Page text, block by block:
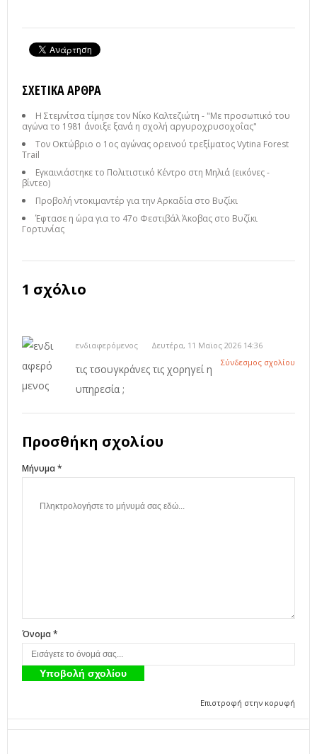
ΣΧΕΤΙΚΆ ΆΡΘΡΑ
Η Στεμνίτσα τίμησε τον Νίκο Καλτεζιώτη - "Με προσωπικό του
αγώνα το 1981 άνοιξε ξανά η σχολή αργυροχρυσοχοΐας"
Τον Οκτώβριο ο 1ος αγώνας ορεινού τρεξίματος Vytina Forest
Trail
Εγκαινιάστηκε το Πολιτιστικό Κέντρο στη Μηλιά (εικόνες -
βίντεο)
Προβολή ντοκιμαντέρ για την Αρκαδία στο Βυζίκι
Έφτασε η ώρα για το 47ο Φεστιβάλ Άκοβας στο Βυζίκι
Γορτυνίας
1 σχόλιο
ενδιαφερόμενος
Δευτέρα, 11 Μαϊος 2026 14:36
Σύνδεσμος σχολίου
τις τσουγκράνες τις χορηγεί η
υπηρεσία ;
Προσθήκη σχολίου
Μήνυμα *
Όνομα *
Επιστροφή στην κορυφή